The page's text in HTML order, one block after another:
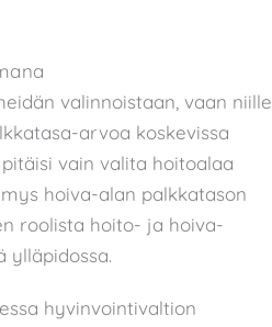
valinnoistaan, vaan niille
arvoa koskevissa
vain valita hoitoalaa
hoiva-alan palkkatason
roolista hoito- ja hoiva-
ylläpidossa.
hyvinvointivaltion